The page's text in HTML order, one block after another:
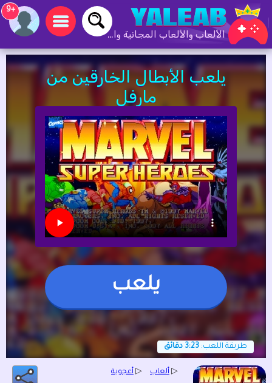
الألعاب والألعاب المجانية والألعاب عبر الإنترنت
+9
يلعب الأبطال الخارقين من
مارفل
يلعب
طريقة اللعب: 3:23 دقائق
▷ ألعاب ▷ أعجوبة